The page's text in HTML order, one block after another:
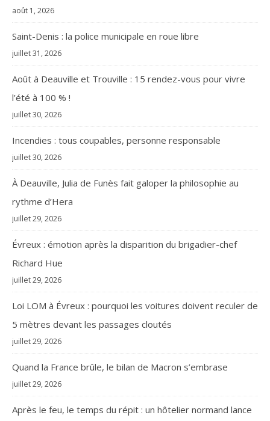
août 1, 2026
Saint-Denis : la police municipale en roue libre
juillet 31, 2026
Août à Deauville et Trouville : 15 rendez-vous pour vivre
l’été à 100 % !
juillet 30, 2026
Incendies : tous coupables, personne responsable
juillet 30, 2026
À Deauville, Julia de Funès fait galoper la philosophie au
rythme d’Hera
juillet 29, 2026
Évreux : émotion après la disparition du brigadier-chef
Richard Hue
juillet 29, 2026
Loi LOM à Évreux : pourquoi les voitures doivent reculer de
5 mètres devant les passages cloutés
juillet 29, 2026
Quand la France brûle, le bilan de Macron s’embrase
juillet 29, 2026
Après le feu, le temps du répit : un hôtelier normand lance